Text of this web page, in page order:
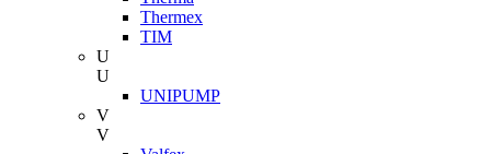
Thermex
TIM
U
U
UNIPUMP
V
V